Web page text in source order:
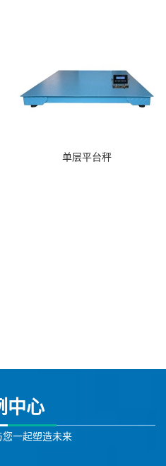
单层平台秤
中心
一起塑造未来